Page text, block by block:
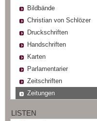
Bildbände
Christian von Schlözer
Druckschriften
Handschriften
Karten
Parlamentarier
Zeitschriften
Zeitungen
LISTEN